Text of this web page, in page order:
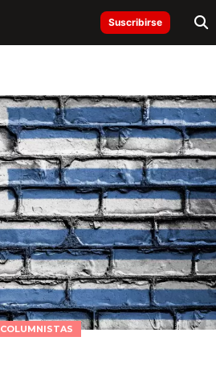
Suscribirse
COLUMNISTAS